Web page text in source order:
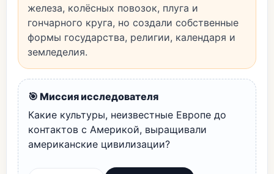
железа, колёсных повозок, плуга и
гончарного круга, но создали собственные
формы государства, религии, календаря и
земледелия.
🎯 Миссия исследователя
Какие культуры, неизвестные Европе до
контактов с Америкой, выращивали
американские цивилизации?